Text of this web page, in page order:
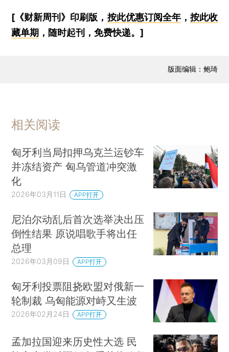
[《财新周刊》印刷版， 按此优惠订阅全年， 按此收
藏单期 ，随时起刊，免费快递。]
版面编辑：鲍琦
相关阅读
匈牙利当局扣押乌克兰运钞车
并冻结资产 匈乌管道冲突激
化
2026年03月11日 APP打开
尼泊尔动乱后首次选举决出压
倒性结果 原说唱歌手将出任
总理
2026年03月09日 APP打开
匈牙利投票阻挠欧盟对俄新一
轮制裁 乌匈能源对峙又生波
2026年02月24日 APP打开
孟加拉国迎来历史性大选 民